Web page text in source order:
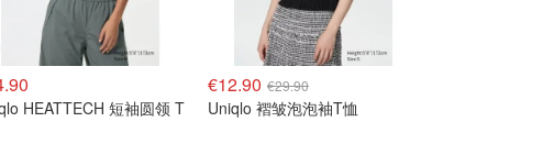
HEATTECH 短袖圆领 T
€12.90 €29.90
Uniqlo 褶皱泡泡袖T恤